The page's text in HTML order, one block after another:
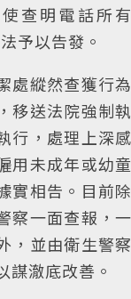
查明電話所
予以告發。
處縱然查獲行
移送法院強制
行，處理上深
用未成年或幼
實相告。目前
察一面查報，
，並由衛生警
謀澈底改善。